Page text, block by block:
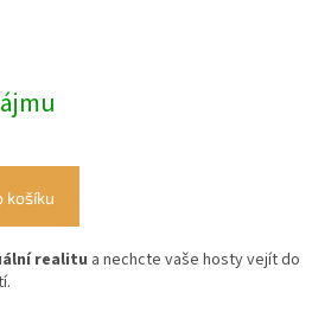
košíku
realitu a nechcte vaše hosty vejít do